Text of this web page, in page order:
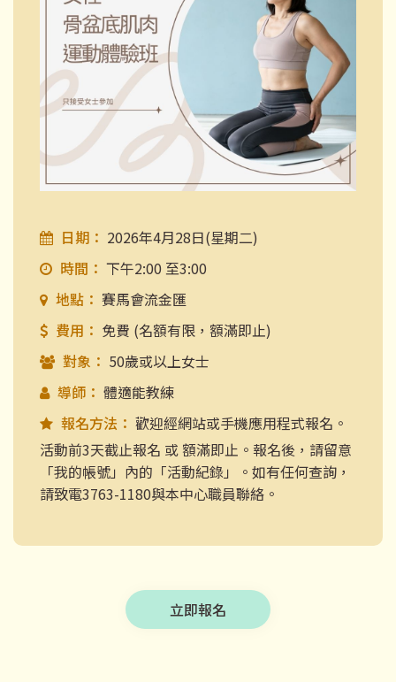
日期： 2026年4月28日(星期二)
時間： 下午2:00 至3:00
地點： 賽馬會流金匯
費用： 免費 (名額有限，額滿即止)
對象： 50歲或以上女士
導師： 體適能教練
報名方法： 歡迎經網站或手機應用程式報名。
活動前3天截止報名 或 額滿即止。報名後，請留意
「我的帳號」內的「活動紀錄」。如有任何查詢，
請致電3763-1180與本中心職員聯絡。
立即報名